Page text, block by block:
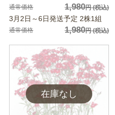
通常価格 1,980円(税込)
3月2日～6日発送予定 2株1組
通常価格 1,980円(税込)